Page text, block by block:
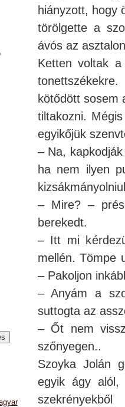
hiányzott, hogy
törölgette a
ávós az
Ketten voltak
kötődött sosem
tiltakozni.
egyikőjük
– Na,
ha nem ilyen
– Mire? –
berekedt.
– Itt mi
mellén. Tömpe
– Pakoljon
– Anyám a
suttogta az
– Őt nem
szőnyegen..
Szoyka Jolán
egyik ágy alól,